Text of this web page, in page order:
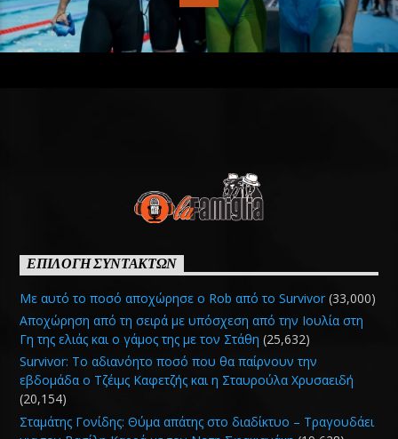
ΕΠΙΛΟΓΗ ΣΥΝΤΑΚΤΩΝ
Με αυτό το ποσό αποχώρησε ο Rob από το Survivor (33,000)
Αποχώρηση από τη σειρά με υπόσχεση από την Ιουλία στη
Γη της ελιάς και ο γάμος της με τον Στάθη (25,632)
Survivor: Το αδιανόητο ποσό που θα παίρνουν την
εβδομάδα ο Τζέιμς Καφετζής και η Σταυρούλα Χρυσαειδή
(20,154)
Σταμάτης Γονίδης: Θύμα απάτης στο διαδίκτυο – Τραγουδάει